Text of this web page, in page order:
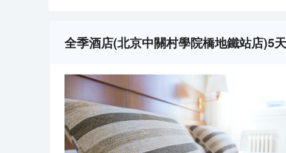
全季酒店(北京中關村學院橋地鐵站店)5